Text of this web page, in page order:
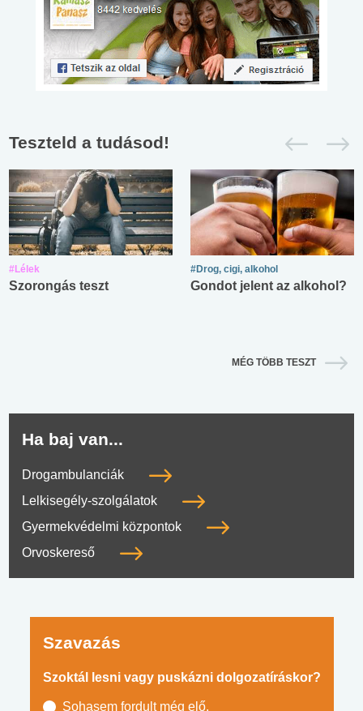
Teszteld a tudásod!
#Lélek
Szorongás teszt
#Drog, cigi, alkohol
Gondot jelent az alkohol?
MÉG TÖBB TESZT
Ha baj van...
Drogambulanciák
Lelkisegély-szolgálatok
Gyermekvédelmi központok
Orvoskereső
Szavazás
Szoktál lesni vagy puskázni dolgozatíráskor?
Sohasem fordult még elő.